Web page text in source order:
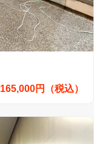
165,000円（税込）